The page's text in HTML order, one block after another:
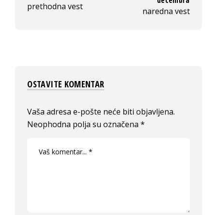
prethodna vest
naredna vest
OSTAVITE KOMENTAR
Vaša adresa e-pošte neće biti objavljena.
Neophodna polja su označena*